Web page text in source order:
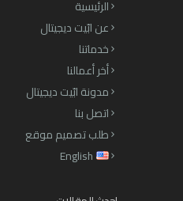
الرئيسية
عن ابّيت ديجيتال
خدماتنا
أخر أعمالنا
مدونة ابّيت ديجيتال
اتصل بنا
طلب تصميم موقع
English